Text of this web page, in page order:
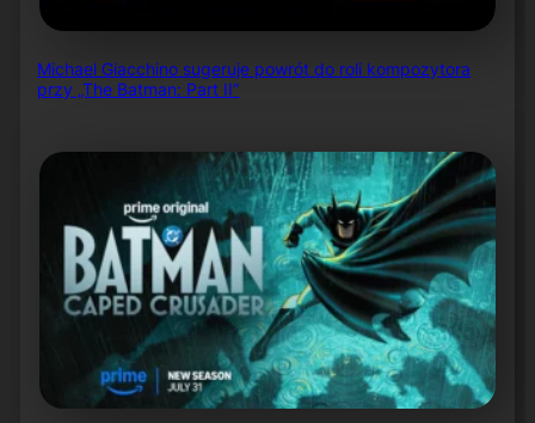
Michael Giacchino sugeruje powrót do roli kompozytora
przy „The Batman: Part II”